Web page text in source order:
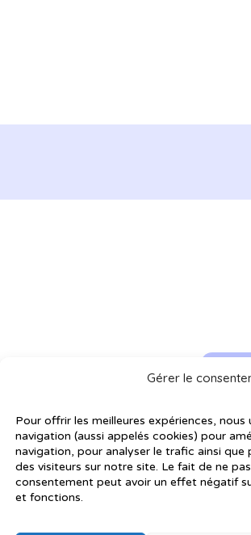
Gérer le
Pour offrir les meilleures expériences,
navigation (aussi appelés cookies) pour
navigation, pour analyser le trafic ainsi que
des visiteurs sur notre site. Le fait de ne
consentement peut avoir un effet négatif
et fonctions.